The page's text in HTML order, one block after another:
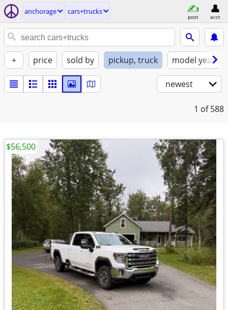
anchorage cars+trucks
post acct
+ price sold by pickup, truck model year
newest
1 of 588
$56,500